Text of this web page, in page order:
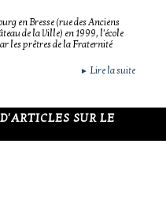
en Bresse (rue des Anciens
de la Ville) en 1999, l'école
les prêtres de la Fraternité
► Lire la suite
SUR LE